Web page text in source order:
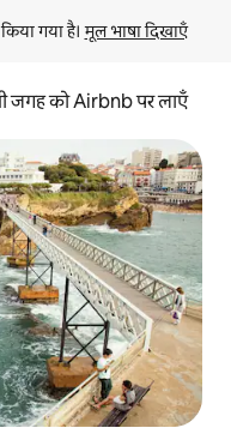
गया है। मूल भाषा दिखाएँ
जगह को Airbnb पर लाएँ